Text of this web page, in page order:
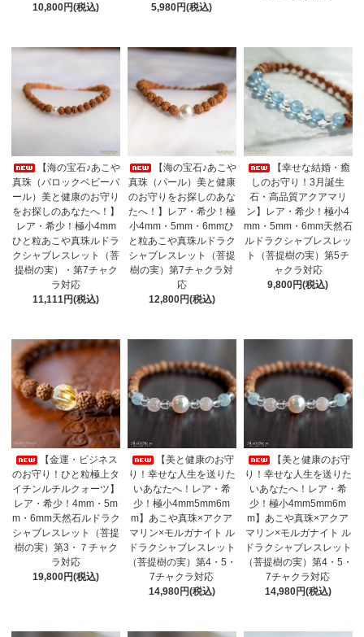
10,800円(税込)
5,980円(税込)
【海の宝石♪あこや
真珠（バロックベビーパ
ール）美と健康のお守り
をお探しのあなたへ！】
レア・希少！極小4mm
ひと粒あこや真珠ルドラ
クシャブレスレット（菩
提樹の実）・第7チャク
ラ対応
11,111円(税込)
【海の宝石♪あこや
真珠（パール）美と健康
のお守りをお探しのあな
たへ！】レア・希少！極
小4mm・5mm・6mmひ
と粒あこや真珠ルドラク
シャブレスレット（菩提
樹の実）第7チャクラ対
応
12,800円(税込)
【幸せな結婚・癒
しのお守り！3月誕生
石・高品質アクアマリ
ン】レア・希少！極小4
mm・5mm・6mm天然石
ルドラクシャブレスレッ
ト（菩提樹の実）第5チ
ャクラ対応
9,800円(税込)
【金運・ビジネス
のお守り！ひと粒極上タ
イチンルチルクォーツ】
レア・希少！4mm・5m
m・6mm天然石ルドラク
シャブレスレット（菩提
樹の実）第3・７チャク
ラ対応
19,800円(税込)
【美と健康のお守
り！幸せな人生を送りた
いあなたへ！レア・希
少！極小4mm5mm6m
m】あこや真珠×アクア
マリン×モルガナイト ル
ドラクシャブレスレット
（菩提樹の実）第4・5・
7チャクラ対応
14,980円(税込)
【美と健康のお守
り！幸せな人生を送りた
いあなたへ！レア・希
少！極小4mm5mm6m
m】あこや真珠×アクア
マリン×モルガナイト ル
ドラクシャブレスレット
（菩提樹の実）第4・5・
7チャクラ対応
14,980円(税込)